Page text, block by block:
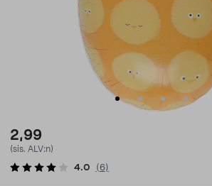
2,99
(sis. ALV:n)
4.0 (6)